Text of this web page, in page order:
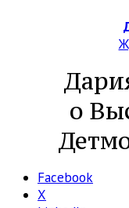
о
Facebook
X